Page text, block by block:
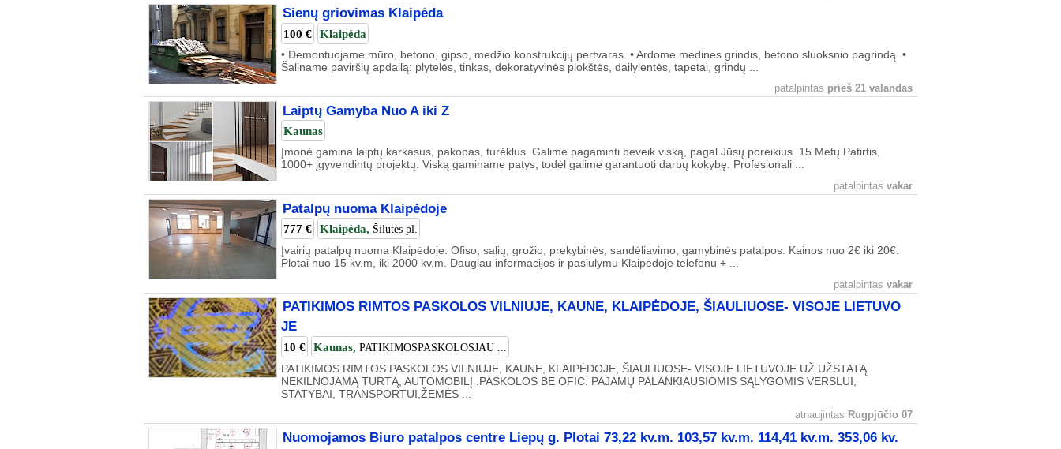
Sienų griovimas Klaipėda
100 € Klaipėda
• Demontuojame mūro, betono, gipso, medžio konstrukcijų pertvaras. • Ardome medines grindis, betono sluoksnio pagrindą. •
Šaliname paviršių apdailą: plytelės, tinkas, dekoratyvinės plokštės, dailylentės, tapetai, grindų ...
patalpintas prieš 21 valandas
Laiptų Gamyba Nuo A iki Z
Kaunas
Įmonė gamina laiptų karkasus, pakopas, turėklus. Galime pagaminti beveik viską, pagal Jūsų poreikius. 15 Metų Patirtis,
1000+ įgyvendintų projektų. Viską gaminame patys, todėl galime garantuoti darbų kokybę. Profesionali ...
patalpintas vakar
Patalpų nuoma Klaipėdoje
777 € Klaipėda, Šilutės pl.
Įvairių patalpų nuoma Klaipėdoje. Ofiso, salių, grožio, prekybinės, sandėliavimo, gamybinės patalpos. Kainos nuo 2€ iki 20€.
Plotai nuo 15 kv.m, iki 2000 kv.m. Daugiau informacijos ir pasiūlymu Klaipėdoje telefonu + ...
patalpintas vakar
PATIKIMOS RIMTOS PASKOLOS VILNIUJE, KAUNE, KLAIPĖDOJE, ŠIAULIUOSE- VISOJE LIETUVO
JE
10 € Kaunas, PATIKIMOSPASKOLOSJAU ...
PATIKIMOS RIMTOS PASKOLOS VILNIUJE, KAUNE, KLAIPĖDOJE, ŠIAULIUOSE- VISOJE LIETUVOJE UŽ UŽSTATĄ
NEKILNOJAMĄ TURTĄ, AUTOMOBILĮ .PASKOLOS BE OFIC. PAJAMŲ PALANKIAUSIOMIS SĄLYGOMIS VERSLUI,
STATYBAI, TRANSPORTUI,ŽEMĖS ...
atnaujintas Rugpjūčio 07
Nuomojamos Biuro patalpos centre Liepų g. Plotai 73,22 kv.m. 103,57 kv.m. 114,41 kv.m. 353,06 kv.